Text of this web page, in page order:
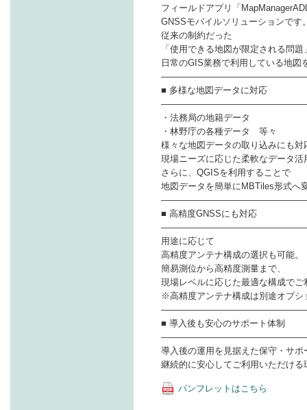
フィールドアプリ「
GNSSモバイルソリューションです
従来の制約だった
「使用できる地図が限定される問
日常のGIS業務で利用している地
■ 多様な地図データに対応
・法務局の地籍データ
・林野庁の各種データ 等々
様々な地図データの取り込みにも対
現場ニーズに応じた柔軟なデータ活
さらに、QGISを利用することで
地図データを簡単にMBTiles形式へ
■ 高精度GNSSにも対応
用途に応じて
高精度アンテナ構成の選択も可能。
簡易測位から高精度測量まで、
現場レベルに応じた最適な構成でご
※高精度アンテナ構成は別途オプシ
■ 導入後も安心のサポート体制
導入後の運用を見据えた保守・サポ
継続的に安心してご利用いただけ
パンフレットはこちら